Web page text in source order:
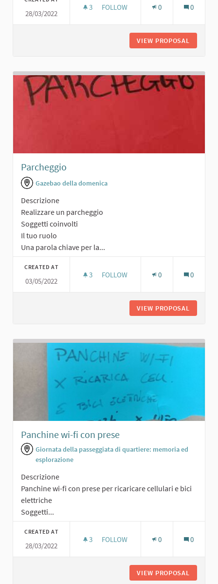
28/03/2022
3 3 FOLLOWERS
FOLLOW 0 0
VIEW PROPOSAL
Parcheggio
Gazebao della domenica
Descrizione
Realizzare un parcheggio
Soggetti coinvolti
Il tuo ruolo
Una parola chiave per la...
CREATED AT
03/05/2022
3 3 FOLLOWERS
FOLLOW 0 0
VIEW PROPOSAL
Panchine wi-fi con prese
Giornata della passeggiata di quartiere: memoria ed
esplorazione
Descrizione
Panchine wi-fi con prese per ricaricare cellulari e bici
elettriche
Soggetti...
CREATED AT
28/03/2022
3 3 FOLLOWERS
FOLLOW 0 0
VIEW PROPOSAL